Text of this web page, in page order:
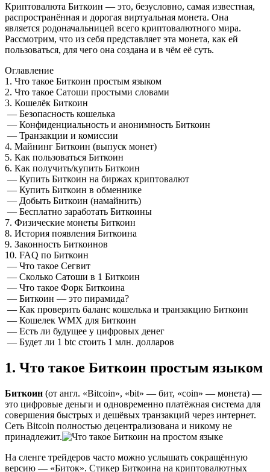
Криптовалюта Биткоин — это, безусловно, самая известная,
распространённая и дорогая виртуальная монета. Она
является родоначальницей всего криптовалютного мира.
Рассмотрим, что из себя представляет эта монета, как ей
пользоваться, для чего она создана и в чём её суть.
Оглавление
1. Что такое Биткоин простым языком
2. Что такое Сатоши простыми словами
3. Кошелёк Биткоин
— Безопасность кошелька
— Конфиденциальность и анонимность Биткоин
— Транзакции и комиссии
4. Майнинг Биткоин (выпуск монет)
5. Как пользоваться Биткоин
6. Как получить/купить Биткоин
— Купить Биткоин на биржах криптовалют
— Купить Биткоин в обменнике
— Добыть Биткоин (намайнить)
— Бесплатно заработать Биткоины
7. Физические монеты Биткоин
8. История появления Биткоина
9. Законность Биткоинов
10. FAQ по Биткоин
— Что такое Сегвит
— Сколько Сатоши в 1 Биткоин
— Что такое Форк Биткоина
— Биткоин — это пирамида?
— Как проверить баланс кошелька и транзакцию Биткоин
— Кошелек WMX для Биткоин
— Есть ли будущее у цифровых денег
— Будет ли 1 btc стоить 1 млн. долларов
1. Что такое Биткоин простым языком
Биткоин (от англ. «Bitcoin», «bit» — бит, «coin» — монета) —
это цифровые деньги и одновременно платёжная система для
совершения быстрых и дешёвых транзакций через интернет.
Сеть Bitcoin полностью децентрализована и никому не
принадлежит.
На сленге трейдеров часто можно услышать сокращённую
версию — «Биток». Стикер Биткоина на криптовалютных